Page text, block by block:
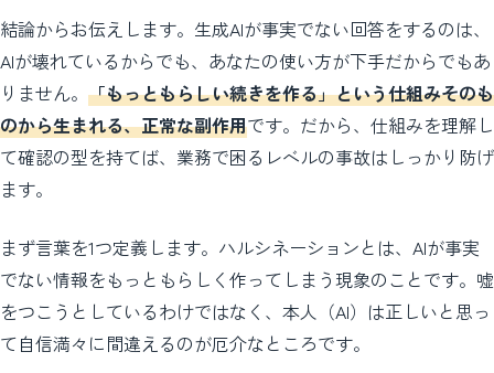
結論からお伝えします。生成AIが事実でない回答をするのは、
AIが壊れているからでも、あなたの使い方が下手だからでもあ
りません。 「もっともらしい続きを作る」という仕組みそのも
のから生まれる、正常な副作用です。だから、仕組みを理解し
て確認の型を持てば、業務で困るレベルの事故はしっかり防げ
ます。
まず言葉を1つ定義します。ハルシネーションとは、AIが事実
でない情報をもっともらしく作ってしまう現象のことです。嘘
をつこうとしているわけではなく、本人（AI）は正しいと思っ
て自信満々に間違えるのが厄介なところです。